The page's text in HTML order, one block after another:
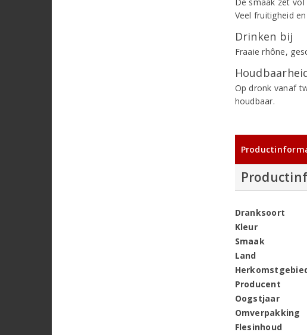
Veel fruitigheid
Drinken bij
Fraaie rhône,
Op dronk vanaf
houdbaar.
Dranksoort
Kleur
Smaak
Land
Producent
Oogstjaar
Omverpakking
Flesinhoud